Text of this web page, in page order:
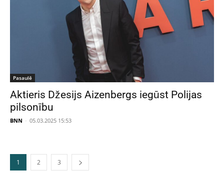
Pasaulē
Aktieris Džesijs Aizenbergs iegūst Polijas
pilsonību
BNN - 05.03.2025 15:53
1 2 3